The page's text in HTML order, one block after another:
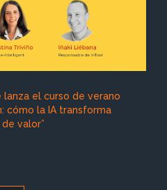
lanza el curso de verano
cómo la IA transforma
valor”